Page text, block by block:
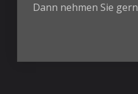
Dann nehmen Sie